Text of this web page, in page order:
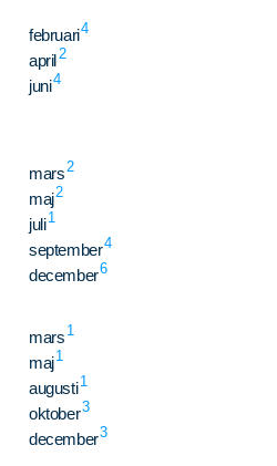
februari4
april2
juni4
mars2
maj2
juli1
september4
december6
mars 1
maj1
augusti1
oktober3
december3